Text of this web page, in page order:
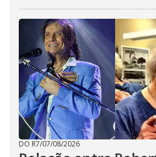
DO R7/07/08/2026